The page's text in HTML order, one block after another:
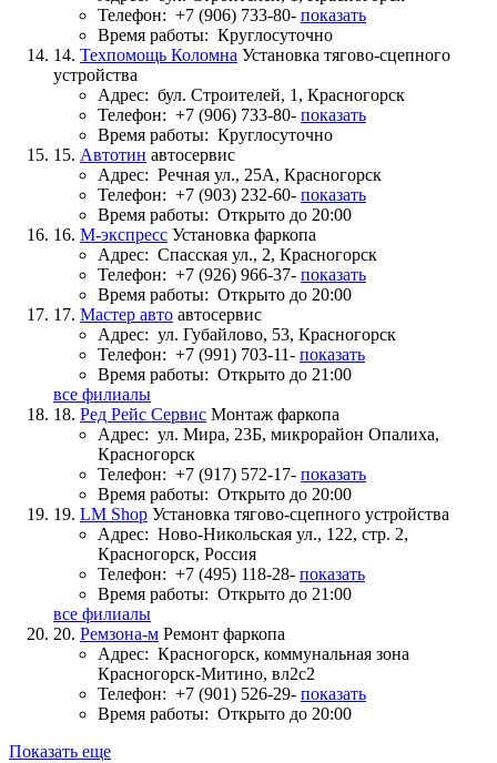
Телефон: +7 (906) 733-80- показать
Время работы: Круглосуточно
14. Техпомощь Коломна Установка тягово-сцепного
устройства
Адрес: бул. Строителей, 1, Красногорск
Телефон: +7 (906) 733-80- показать
Время работы: Круглосуточно
15. Автотин автосервис
Адрес: Речная ул., 25А, Красногорск
Телефон: +7 (903) 232-60- показать
Время работы: Открыто до 20:00
16. М-экспресс Установка фаркопа
Адрес: Спасская ул., 2, Красногорск
Телефон: +7 (926) 966-37- показать
Время работы: Открыто до 20:00
17. Мастер авто автосервис
Адрес: ул. Губайлово, 53, Красногорск
Телефон: +7 (991) 703-11- показать
Время работы: Открыто до 21:00
все филиалы
18. Ред Рейс Сервис Монтаж фаркопа
Адрес: ул. Мира, 23Б, микрорайон Опалиха,
Красногорск
Телефон: +7 (917) 572-17- показать
Время работы: Открыто до 20:00
19. LM Shop Установка тягово-сцепного устройства
Адрес: Ново-Никольская ул., 122, стр. 2,
Красногорск, Россия
Телефон: +7 (495) 118-28- показать
Время работы: Открыто до 21:00
все филиалы
20. Ремзона-м Ремонт фаркопа
Адрес: Красногорск, коммунальная зона
Красногорск-Митино, вл2с2
Телефон: +7 (901) 526-29- показать
Время работы: Открыто до 20:00
Показать еще